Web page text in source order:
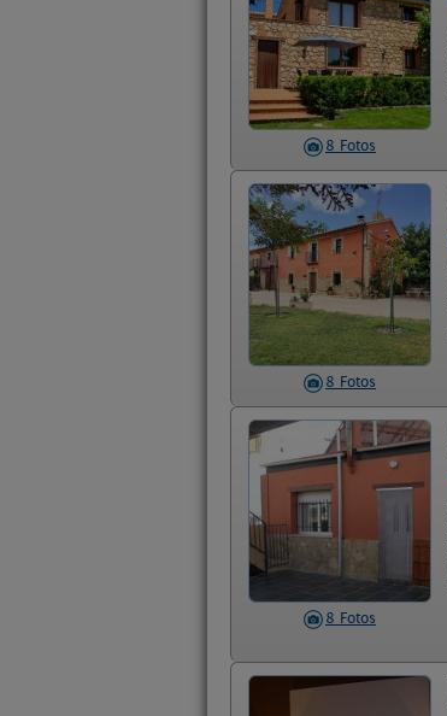
8 Fotos
8 Fotos
8 Fotos